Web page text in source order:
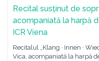
Recital susținut de
acompaniată la harpă
ICR Viena
Recitalul „Klang · Innen ·
Vica, acompaniată la harpă